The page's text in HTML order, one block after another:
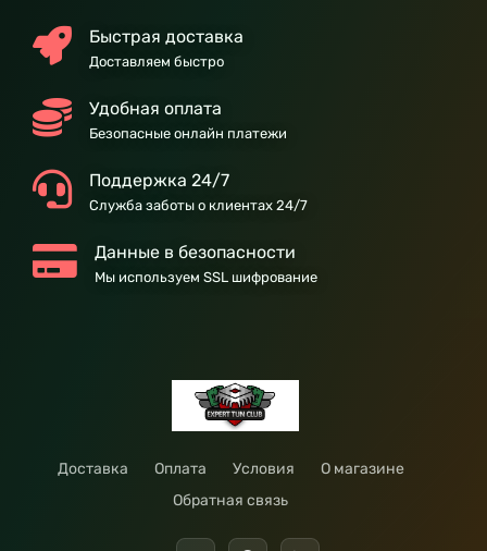
Быстрая доставка
Доставляем быстро
Удобная оплата
Безопасные онлайн платежи
Поддержка 24/7
Служба заботы о клиентах 24/7
Данные в безопасности
Мы используем SSL шифрование
Доставка Оплата Условия
О магазине
Обратная связь